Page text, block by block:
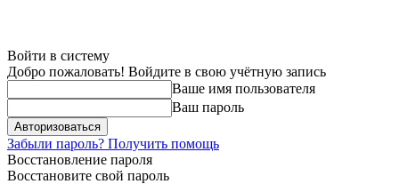
Войти в систему
Добро пожаловать! Войдите в свою учётную запись
Ваше имя пользователя
Ваш пароль
Забыли пароль? Получить помощь
Восстановление пароля
Восстановите свой пароль